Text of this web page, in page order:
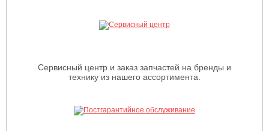
Сервисный центр и заказ запчастей на бренды и
технику из нашего ассортимента.